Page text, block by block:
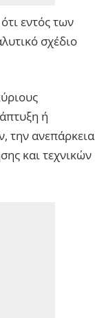
εντός των
σχέδιο
ή
την ανεπάρκεια
και τεχνικών